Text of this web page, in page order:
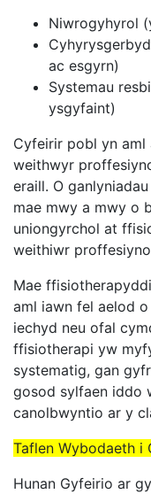
Niwrogyhyrol
ac esgyrn)
Systemau
ysgyfaint)
Cyfeirir pobl yn
weithwyr
eraill. O
mae mwy a mwy o
uniongyrchol at
weithiwr
Mae
aml iawn fel aelod
iechyd neu ofal
ffisiotherapi yw
systematig, gan
gosod sylfaen iddo
canolbwyntio ar y
Taflen Wybodaeth i
Hunan Gyfeirio ar